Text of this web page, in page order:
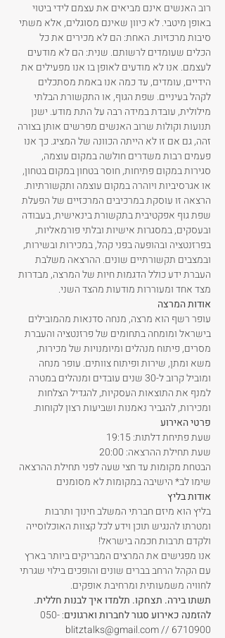
רוב האנשים אינם מביאים את עצמם לידי ביטוי
באופן מיטבי. לא כיוון שאינם מסוגלים, אלא משתי
סיבות מרכזיות. האחת: הם לא מכירים את כל
הכלים שעומדים לרשותם. שנית: הם לא מודעים
לעצמם. אנו לא מודעים לאופן בו אנו מפעילים את
הידיים, עומדים, עד כמה אנו באמת מסתכלים
לקהל בעיניים. שפת הגוף, או התקשורת הבלתי
מילולית, עובדת במידה רבה על התת מודע. ישנן
תנועות וקולות שרוב האנשים מפרשים אותן בצורה
זהה, גם אם זו לא הייתה הכוונה של המציג. כך אנו
פעמים רבות משדרים חולשה במקום עוצמה,
סגירות במקום פתיחות, חוסר בטחון במקום בטחון,
או אגרסיביות ויוהרה במקום עוצמה ותקשורתיות.
הרצאה זו עוסקת במרכיבים המרכזיים של הפעלת
שפת גוף אפקטיבית בתקשורת בינאישית, בעבודה
ובעסקים, במסגרות אישיות ובלתי פורמאליות,
בפרזנטציה ובהופעה בפני קהל, במכירות ובשירות,
ובמצבים תקשורתיים שונים. ההרצאה משלבת
העברת ידע כולל הדגמות חיות של המרצה, מבדרות
מצד אחד ומעוררות מודעות מהצד השני.
אודות המרצה
עופר רשף הוא מרצה, מנחה סדנאות מהמובילים
בישראל ומומחה בתחומים של פרזנטציה והעברת
מסרים, פיתוח מנהלים ומיומנויות של מכירות,
משא ומתן, שירות ופיתוח צוותים. עופר מנחה
ומוביל קרוב ל-30 שנים עובדים ומנהלים במטרה
למנף את התוצאות העסקיות, להגדיל הצלחות
ומכירות, להגביר נאמנות ושביעות רצון לקוחות.
פרטי האירוע
שעת פתיחת דלתות: 19:15
שעת תחילת ההרצאה: 20:00
הבטחת מקומות עד חצי שעה לפני תחילת ההרצאה
שימו לב* הישיבה במקומות לא מסומנים
אודות בליץ
בליץ הוא מיזם חברתי המשלב חינוך ותרבות
ומטרתו להנגיש תוכן וידע לכל קצוות האוכלוסייה
ולקדם תרבות חכמה בישראל!
אנו מפגישים את המרצים המבריקים ביותר בארץ
עם הקהל הרחב בברים שונים והופכים בילוי שגרתי
לחוויה משמעותית ומרחיבת אופקים.
תשתו בירה. תצחקו. תלמדו איך לבנות חללית.
להזמנה כאירוע סגורלחברות וארגונים : 050-
6710900 // blitztalks@gmail.com